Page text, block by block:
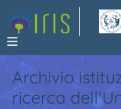
Archivio
ricerca